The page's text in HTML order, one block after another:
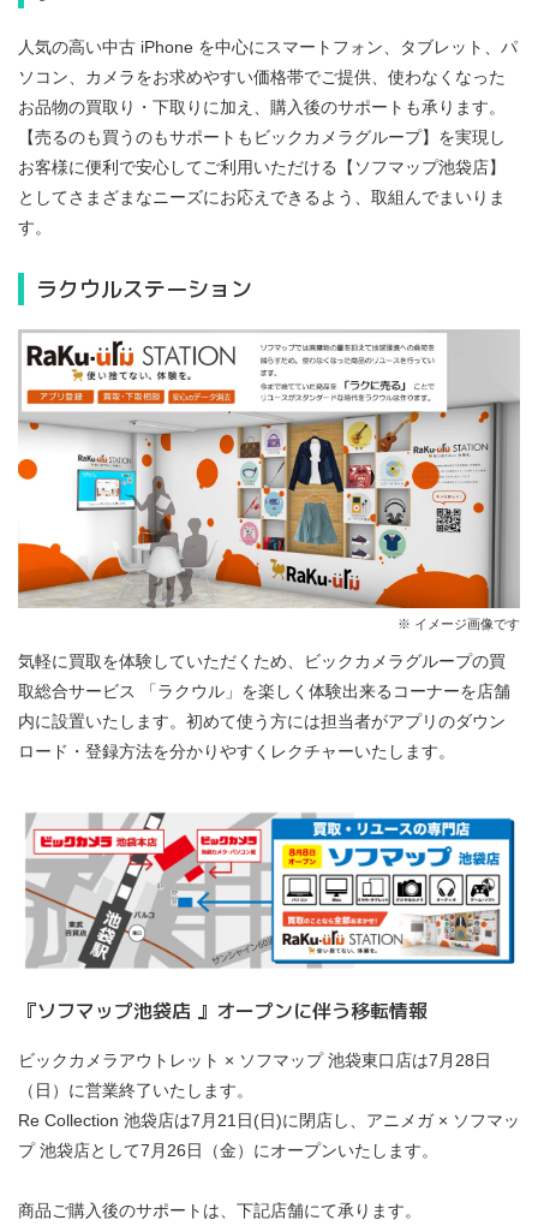
人気の高い中古 iPhone を中心にスマートフォン、タブレット、パ
ソコン、カメラをお求めやすい価格帯でご提供、使わなくなった
お品物の買取り・下取りに加え、購入後のサポートも承ります。
【売るのも買うのもサポートもビックカメラグループ】を実現し
お客様に便利で安心してご利用いただける【ソフマップ池袋店】
としてさまざまなニーズにお応えできるよう、取組んでまいりま
す。
ラクウルステーション
※ イメージ画像です
気軽に買取を体験していただくため、ビックカメラグループの買
取総合サービス 「ラクウル」を楽しく体験出来るコーナーを店舗
内に設置いたします。初めて使う方には担当者がアプリのダウン
ロード・登録方法を分かりやすくレクチャーいたします。
『ソフマップ池袋店 』オープンに伴う移転情報
ビックカメラアウトレット × ソフマップ 池袋東口店は7月28日
（日）に営業終了いたします。
Re Collection 池袋店は7月21日(日)に閉店し、アニメガ × ソフマッ
プ 池袋店として7月26日（金）にオープンいたします。
商品ご購入後のサポートは、下記店舗にて承ります。